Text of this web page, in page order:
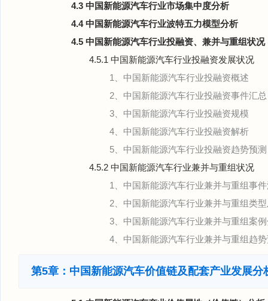
4.3 中国新能源汽车行业市场集中度分析
4.4 中国新能源汽车行业波特五力模型分析
4.5 中国新能源汽车行业投融资、兼并与重组状况
4.5.1 中国新能源汽车行业投融资发展状况
1、中国新能源汽车行业投融资概述
2、中国新能源汽车行业投融资事件汇总
3、中国新能源汽车行业投融资规模
4、中国新能源汽车行业投融资解析
5、中国新能源汽车行业投融资趋势预测
4.5.2 中国新能源汽车行业兼并与重组状况
1、中国新能源汽车行业兼并与重组事
2、中国新能源汽车行业兼并与重组类
3、中国新能源汽车行业兼并与重组案
4、中国新能源汽车行业兼并与重组趋
第5章：中国新能源汽车价值链及配套产业发展分